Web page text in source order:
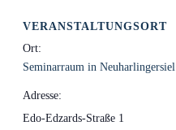
VERANSTALTUNGSORT
Ort:
Seminarraum in Neuharlingersiel
Adresse:
Edo-Edzards-Straße 1